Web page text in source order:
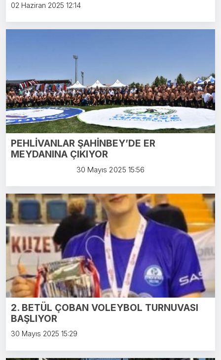
02 Haziran 2025 12:14
PEHLİVANLAR ŞAHİNBEY’DE ER
MEYDANINA ÇIKIYOR
30 Mayıs 2025 15:56
2. BETÜL ÇOBAN VOLEYBOL TURNUVASI
BAŞLIYOR
30 Mayıs 2025 15:29